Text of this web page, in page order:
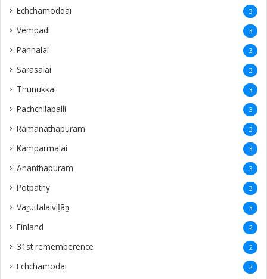
Echchamoddai 3
Vempadi 3
Pannalai 3
Sarasalai 3
Thunukkai 3
Pachchilapalli 3
Ramanathapuram 3
Kamparmalai 3
Ananthapuram 3
‎Potpathy 3
Vaṟuttalaiviḷāṉ 3
Finland 2
31st rememberence 2
Echchamodai 2